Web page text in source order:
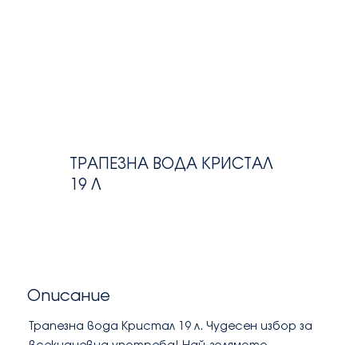
ТРАПЕЗНА ВОДА КРИСТАЛ
19 Л
Описание
Трапезна вода Кристал 19 л. Чудесен избор за